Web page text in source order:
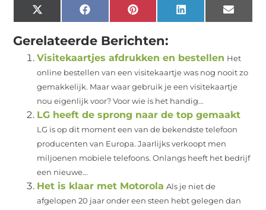
X
(Twitter)
FacebookPinterest LinkedIn Email
Gerelateerde Berichten:
Visitekaartjes afdrukken en bestellen Het
online bestellen van een visitekaartje was nog nooit zo
gemakkelijk. Maar waar gebruik je een visitekaartje
nou eigenlijk voor? Voor wie is het handig...
LG heeft de sprong naar de top gemaakt
LG is op dit moment een van de bekendste telefoon
producenten van Europa. Jaarlijks verkoopt men
miljoenen mobiele telefoons. Onlangs heeft het bedrijf
een nieuwe...
Het is klaar met Motorola Als je niet de
afgelopen 20 jaar onder een steen hebt gelegen dan